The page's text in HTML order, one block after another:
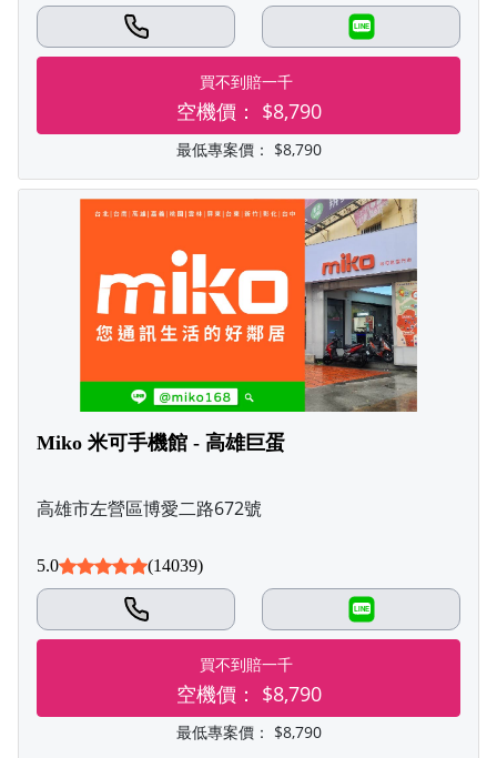
LINE
買不到賠一千
空機價： $8,790
最低專案價： $8,790
Miko 米可手機館 - 高雄巨蛋
高雄市左營區博愛二路672號
5.0 (14039)
LINE
買不到賠一千
空機價： $8,790
最低專案價： $8,790